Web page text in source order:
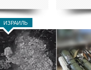
ИЗРАИЛЬ